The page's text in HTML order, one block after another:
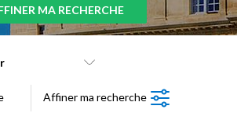
MA RECHERCHE
Affiner ma recherche